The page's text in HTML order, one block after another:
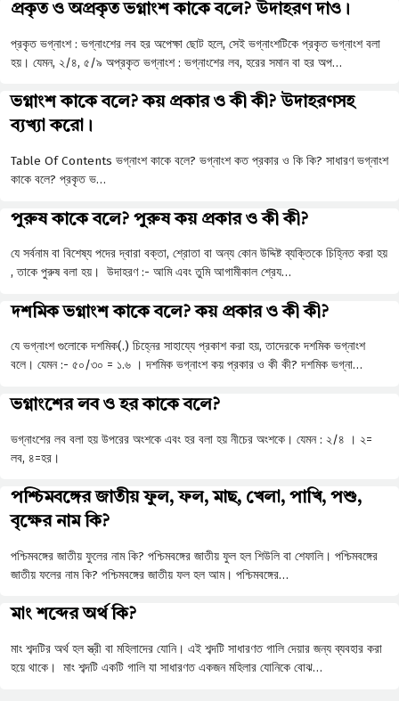
প্রকৃত ও অপ্রকৃত ভগ্নাংশ কাকে বলে? উদাহরণ দাও।
প্রকৃত ভগ্নাংশ : ভগ্নাংশের লব হর অপেক্ষা ছােট হলে, সেই ভগ্নাংশটিকে প্রকৃত ভগ্নাংশ বলা
হয়। যেমন, ২/৪, ৫/৯ অপ্রকৃত ভগ্নাংশ : ভগ্নাংশের লব, হরের সমান বা হর অপ…
ভগ্নাংশ কাকে বলে? কয় প্রকার ও কী কী? উদাহরণসহ
ব্যখ্যা করো।
Table Of Contents ভগ্নাংশ কাকে বলে? ভগ্নাংশ কত প্রকার ও কি কি? সাধারণ ভগ্নাংশ
কাকে বলে? প্রকৃত ভ…
পুরুষ কাকে বলে? পুরুষ কয় প্রকার ও কী কী?
যে সর্বনাম বা বিশেষ্য পদের দ্বারা বক্তা, শ্রোতা বা অন্য কোন উদ্দিষ্ট ব্যক্তিকে চিহ্নিত করা হয়
, তাকে পুরুষ বলা হয়। উদাহরণ :- আমি এবং তুমি আগামীকাল শ্রেয…
দশমিক ভগ্নাংশ কাকে বলে? কয় প্রকার ও কী কী?
যে ভগ্নাংশ গুলোকে দশমিক(.) চিহ্নের সাহায্যে প্রকাশ করা হয়, তাদেরকে দশমিক ভগ্নাংশ
বলে। যেমন :- ৫০/৩০ = ১.৬ । দশমিক ভগ্নাংশ কয় প্রকার ও কী কী? দশমিক ভগ্না…
ভগ্নাংশের লব ও হর কাকে বলে?
ভগ্নাংশের লব বলা হয় উপরের অংশকে এবং হর বলা হয় নীচের অংশকে। যেমন : ২/৪ । ২=
লব, ৪=হর।
পশ্চিমবঙ্গের জাতীয় ফুল, ফল, মাছ, খেলা, পাখি, পশু,
বৃক্ষের নাম কি?
পশ্চিমবঙ্গের জাতীয় ফুলের নাম কি? পশ্চিমবঙ্গের জাতীয় ফুল হল শিউলি বা শেফালি। পশ্চিমবঙ্গের
জাতীয় ফলের নাম কি? পশ্চিমবঙ্গের জাতীয় ফল হল আম। পশ্চিমবঙ্গের…
মাং শব্দের অর্থ কি?
মাং শব্দটির অর্থ হল স্ত্রী বা মহিলাদের যোনি। এই শব্দটি সাধারণত গালি দেয়ার জন্য ব্যবহার করা
হয়ে থাকে। মাং শব্দটি একটি গালি যা সাধারণত একজন মহিলার যোনিকে বোঝ…